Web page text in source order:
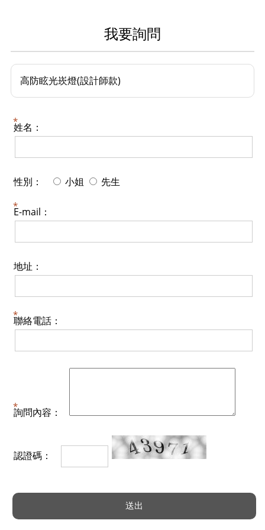
我要詢問
高防眩光崁燈(設計師款)
姓名：
性別： 小姐 先生
E-mail：
地址：
聯絡電話：
詢問內容：
認證碼：